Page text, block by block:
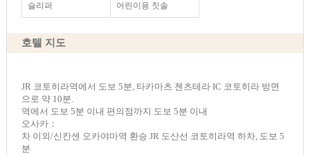
슬리퍼 어린이용 칫솔
호텔 지도
JR 코토히라역에서 도보 5분, 타카마츠 젠츠테라 IC 코토히라 방면
으로 약 10분.
역에서 도보 5분 이내 편의점까지 도보 5분 이내
오사카：
차 이외/신칸센 오카야마역 환승 JR 도산선 코토히라역 하차, 도보 5
분